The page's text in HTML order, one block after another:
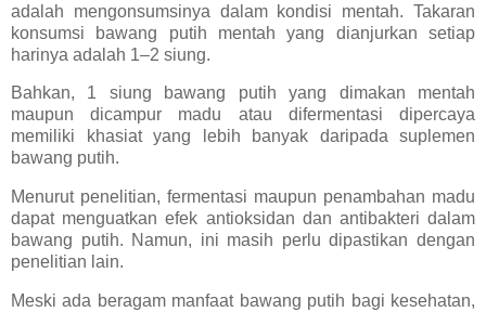
adalah mengonsumsinya dalam kondisi mentah. Takaran
konsumsi bawang putih mentah yang dianjurkan setiap
harinya adalah 1–2 siung.
Bahkan, 1 siung bawang putih yang dimakan mentah
maupun dicampur madu atau difermentasi dipercaya
memiliki khasiat yang lebih banyak daripada suplemen
bawang putih.
Menurut penelitian, fermentasi maupun penambahan madu
dapat menguatkan efek antioksidan dan antibakteri dalam
bawang putih. Namun, ini masih perlu dipastikan dengan
penelitian lain.
Meski ada beragam manfaat bawang putih bagi kesehatan,